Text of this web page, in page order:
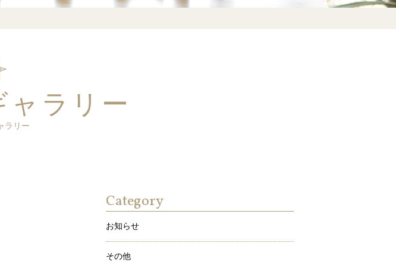
ラリー
ラリー
Category
お知らせ
その他